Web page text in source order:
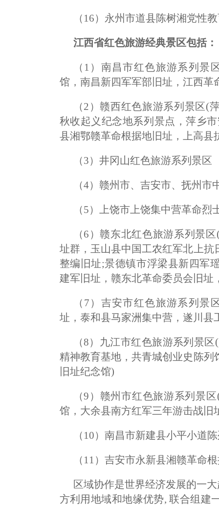
（16）永州市道县陈树湘党性
江西省红色旅游经典景区包括：
（1）南昌市红色旅游系列景
馆，南昌新四军军部旧址，江西革
（2）赣西红色旅游系列景区(
秋收起义纪念地系列景点，萍乡
县湘鄂赣革命根据地旧址，上高
（3）井冈山红色旅游系列景区
（4）赣州市、吉安市、抚州
（5）上饶市上饶集中营革命烈
（6）赣东北红色旅游系列景
址群，玉山县中国工农红军北上
整编旧址;景德镇市浮梁县新四军
建军旧址，赣东北革命委员会旧址
（7）吉安市红色旅游系列景
址，泰和县马家洲集中营，遂川县
（8）九江市红色旅游系列景
精神教育基地，共青城创业史陈
旧址纪念馆)
（9）赣州市红色旅游系列景
馆，大余县南方红军三年游击战旧
（10）南昌市新建县小平小道
（11）吉安市永新县湘赣革命
区域协作是世界经济发展的一
方利用地域和地缘优势, 联合组建